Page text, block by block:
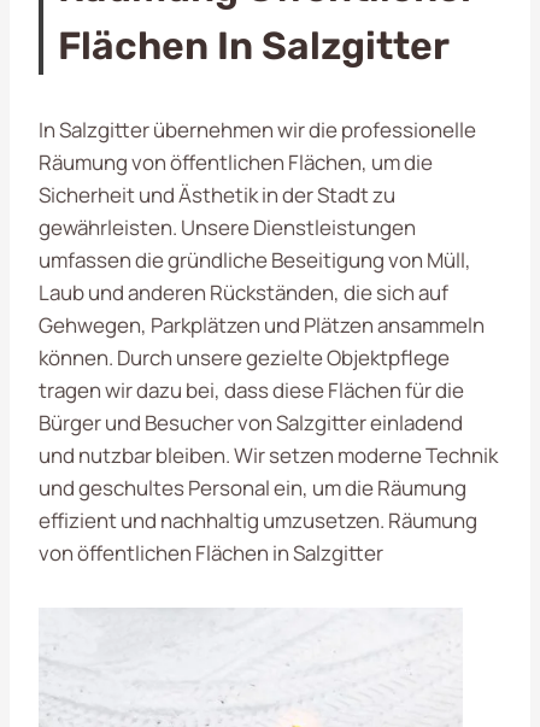
Flächen In Salzgitter
In Salzgitter übernehmen wir die professionelle
Räumung von öffentlichen Flächen, um die
Sicherheit und Ästhetik in der Stadt zu
gewährleisten. Unsere Dienstleistungen
umfassen die gründliche Beseitigung von Müll,
Laub und anderen Rückständen, die sich auf
Gehwegen, Parkplätzen und Plätzen ansammeln
können. Durch unsere gezielte Objektpflege
tragen wir dazu bei, dass diese Flächen für die
Bürger und Besucher von Salzgitter einladend
und nutzbar bleiben. Wir setzen moderne Technik
und geschultes Personal ein, um die Räumung
effizient und nachhaltig umzusetzen. Räumung
von öffentlichen Flächen in Salzgitter